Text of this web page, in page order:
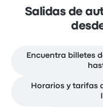
Salidas de
Encuentra billetes
Horarios y tarifas